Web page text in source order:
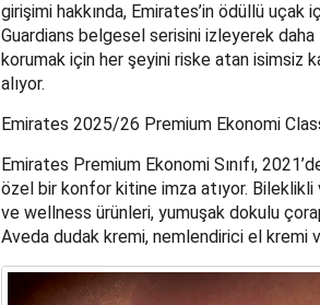
girişimi hakkında, Emirates’in ödüllü
Guardians belgesel serisini izleyerek
korumak için her şeyini riske atan isimsiz
alıyor.
Emirates 2025/26 Premium Ekonomi
Emirates Premium Ekonomi Sınıfı,
özel bir konfor kitine imza atıyor.
ve wellness ürünleri, yumuşak dokulu
Aveda dudak kremi, nemlendirici el kremi